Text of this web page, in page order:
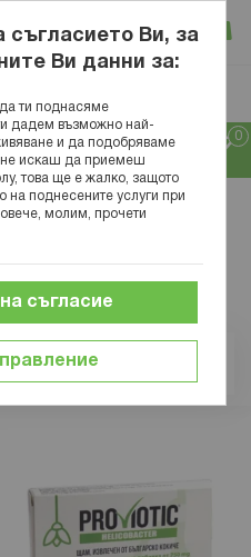
Вход
Позиция
съгласието Ви, за
Ви данни за:
ти поднасяме
дадем възможно най-
и да подобряваме
не искаш да приемеш
това ще е жалко, защото
на поднесените услуги при
молим, прочети
съгласие